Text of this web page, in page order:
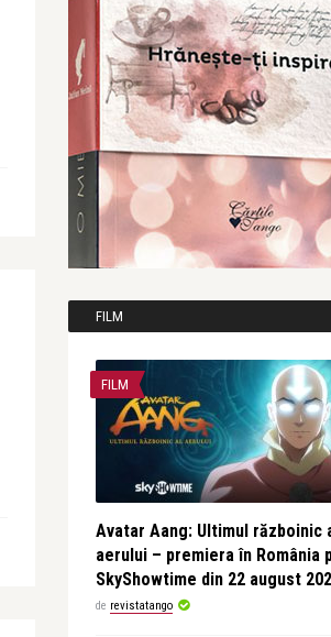
FILM
FILM
Avatar Aang: Ultimul războinic
aerului – premiera în România
SkyShowtime din 22 august
de revistatango